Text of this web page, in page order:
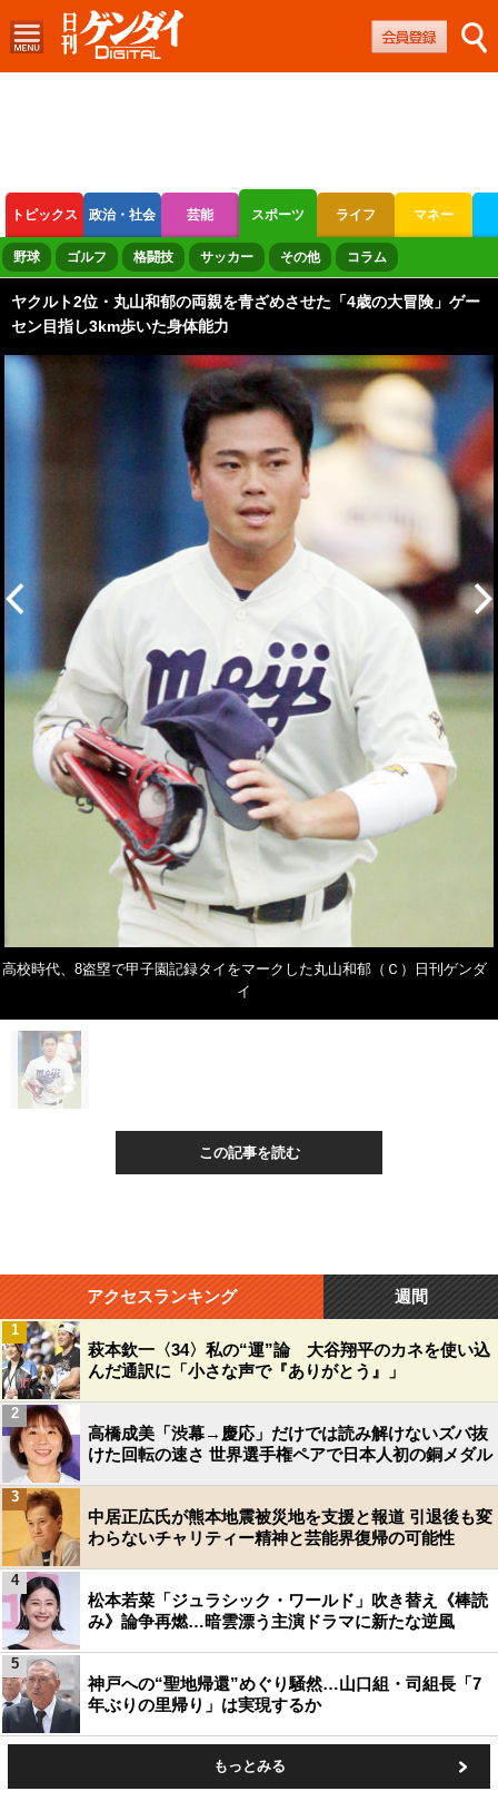
トピックス 政治・社会 芸能 スポーツ ライフ マネー
ボートレース 競輪 オートレース
野球 ゴルフ 格闘技 サッカー その他 コラム
ヤクルト2位・丸山和郁の両親を青ざめさせた「4歳の大冒険」ゲー
セン目指し3km歩いた身体能力
高校時代、8盗塁で甲子園記録タイをマークした丸山和郁（Ｃ）日刊ゲンダ
イ
この記事を読む
アクセスランキング 週間
萩本欽一〈34〉私の“運”論 大谷翔平のカネを使い込
んだ通訳に「小さな声で『ありがとう』」
1
高橋成美「渋幕→慶応」だけでは読み解けないズバ抜
けた回転の速さ 世界選手権ペアで日本人初の銅メダル
2
中居正広氏が熊本地震被災地を支援と報道 引退後も変
わらないチャリティー精神と芸能界復帰の可能性
3
松本若菜「ジュラシック・ワールド」吹き替え《棒読
み》論争再燃…暗雲漂う主演ドラマに新たな逆風
4
神戸への“聖地帰還”めぐり騒然…山口組・司組長「7
年ぶりの里帰り」は実現するか
5
もっとみる